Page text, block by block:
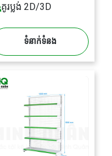
គូរប្លង់ 2D/3D
ទំនាក់ទំនង